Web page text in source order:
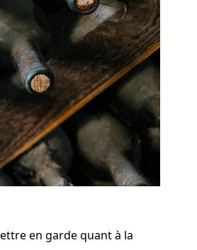
en garde quant à la